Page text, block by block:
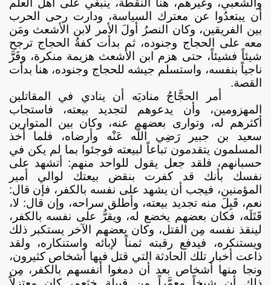
والشعبي، وغيرهم، هنا النقطة، ينبغي على أهل العلم
أن يبتعدُوا عن معترك السياسة، ودارت رحى الحرب
بين الفريقين، وكان النصرُ أولَ الأمر لابن الأشعث ومَن
معه على الحجاج وجنوده، ثم بدأت كفةُ الحجاج ترجح
شيئاً فشيئاً، حتى هزم ابن الأشعث هزيمة منكرة، وفَرَّ
ناجياً بنفسه، واستسلم جيشه للحجاج وجنوده، هنا بدأت
القصة.
أمر الحجَّاجُ مناديَه أن ينادي في المقاتلين
المهزومين، وأن يدعوهم لتجديد بيعته، فاستجاب
أكثرهم له، وتوارى بعضهم عنه، وكان بين المتوارين
سعيد بن جبير رَضِي اللَّه عَنْه وأرضاه، فلما أخذ
المسلمون يتقدمون تباعاً لبيعته فوجئوا بما لم يكن في
حسبانهم، فلقد جعل يقول للواحد منهم: أتشهد على
نفسك بأنك قد كفرت بنقض بيعتك لوالي أمير
المؤمنين، فيجب أن يشهد على نفسه بالكفر، فإن قال:
نعم، قَبِلَ منه تجديد بيعته، وأطلق سراحه، وإن قال: لا،
قَتَلَه، فكان بعضهم يخضع له، ويقرُّ على نفسه بالكفر،
لينقذ نفسه مِن القتل، وكان بعضهم الآخر يستكبر ذلك
ويستنكره، فيدفع رقبته ثمناً لإبائه واستنكاره، ولقد
ذاعت أخبار تلك الحادثة التي قتل فيها أشخاص كثيرون،
ونجا منها أشخاص بعد أن دمغوا أنفسهم بالكفر، مِن